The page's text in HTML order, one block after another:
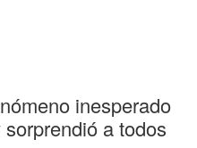
inesperado
a todos